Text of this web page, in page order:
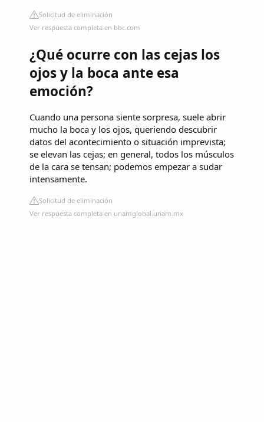
Solicitud de eliminación
Ver respuesta completa en bbc.com
¿Qué ocurre con las cejas los
ojos y la boca ante esa
emoción?
Cuando una persona siente sorpresa, suele abrir
mucho la boca y los ojos, queriendo descubrir
datos del acontecimiento o situación imprevista;
se elevan las cejas; en general, todos los músculos
de la cara se tensan; podemos empezar a sudar
intensamente.
Solicitud de eliminación
Ver respuesta completa en unamglobal.unam.mx